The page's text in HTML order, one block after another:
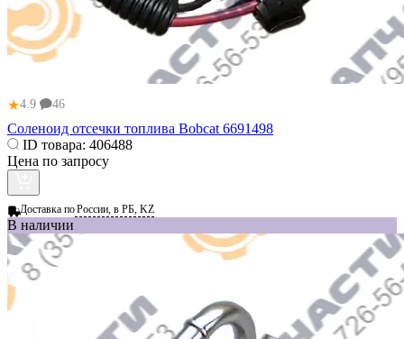
★4.9 46
Соленоид отсечки топлива Bobcat 6691498
ID товара: 406488
Цена по запросу
Доставка поРоссии, в РБ, KZ
В наличии